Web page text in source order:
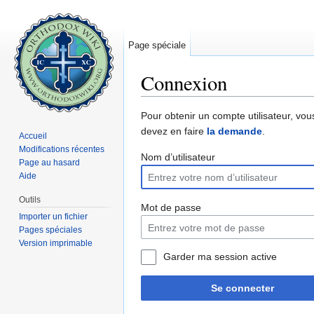
Connexion
Pour obtenir un compte utilisateur,
devez en faire la demande.
Nom d’utilisateur
Mot de passe
Garder ma session active
Se connecter
Page spéciale
Accueil
Modifications récentes
Page au hasard
Aide
Outils
Importer un fichier
Pages spéciales
Version imprimable